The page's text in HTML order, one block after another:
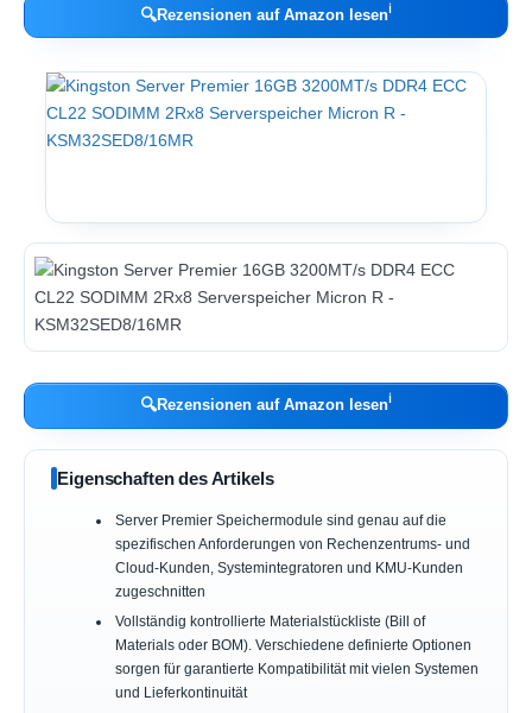
🔍Rezensionen auf Amazon lesenℹ︎
🔍Rezensionen auf Amazon lesenℹ︎
Eigenschaften des Artikels
Server Premier Speichermodule sind genau auf die
spezifischen Anforderungen von Rechenzentrums- und
Cloud-Kunden, Systemintegratoren und KMU-Kunden
zugeschnitten
Vollständig kontrollierte Materialstückliste (Bill of
Materials oder BOM). Verschiedene definierte Optionen
sorgen für garantierte Kompatibilität mit vielen Systemen
und Lieferkontinuität